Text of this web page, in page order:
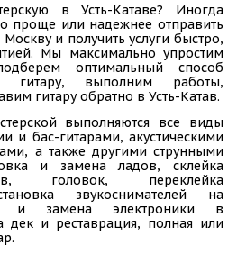
в Усть-Катаве? Иногда
проще или надежнее отправить
и получить услуги быстро,
Мы максимально упростим
оптимальный способ
гитару, выполним работы,
гитару обратно в Усть-Катав.
выполняются все виды
и бас-гитарами, акустическими
а также другими струнными
и замена ладов, склейка
головок, переклейка
звукоснимателей на
и замена электроники в
дек и реставрация, полная или